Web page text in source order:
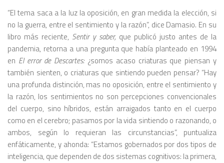
“El tema saca a la luz la oposición, en gran medida la elección, si
no la guerra, entre el sentimiento y la razón”, dice Damasio. En su
libro más reciente, Sentir y saber, que publicó justo antes de la
pandemia, retorna a una pregunta que había planteado en 1994
en El error de Descartes: ¿somos acaso criaturas que piensan y
también sienten, o criaturas que sintiendo pueden pensar? “Hay
una profunda distinción, mas no oposición, entre el sentimiento y
la razón, los sentimientos no son percepciones convencionales
del cuerpo, sino híbridos, están arraigados tanto en el cuerpo
como en el cerebro; pasamos por la vida sintiendo o razonando, o
ambos, según lo requieran las circunstancias”, puntualiza
enfáticamente, y ahonda: “Estamos gobernados por dos tipos de
inteligencia, que dependen de dos sistemas cognitivos: la primera,